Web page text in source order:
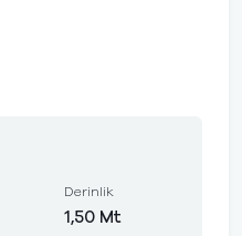
Derinlik
1,50 Mt